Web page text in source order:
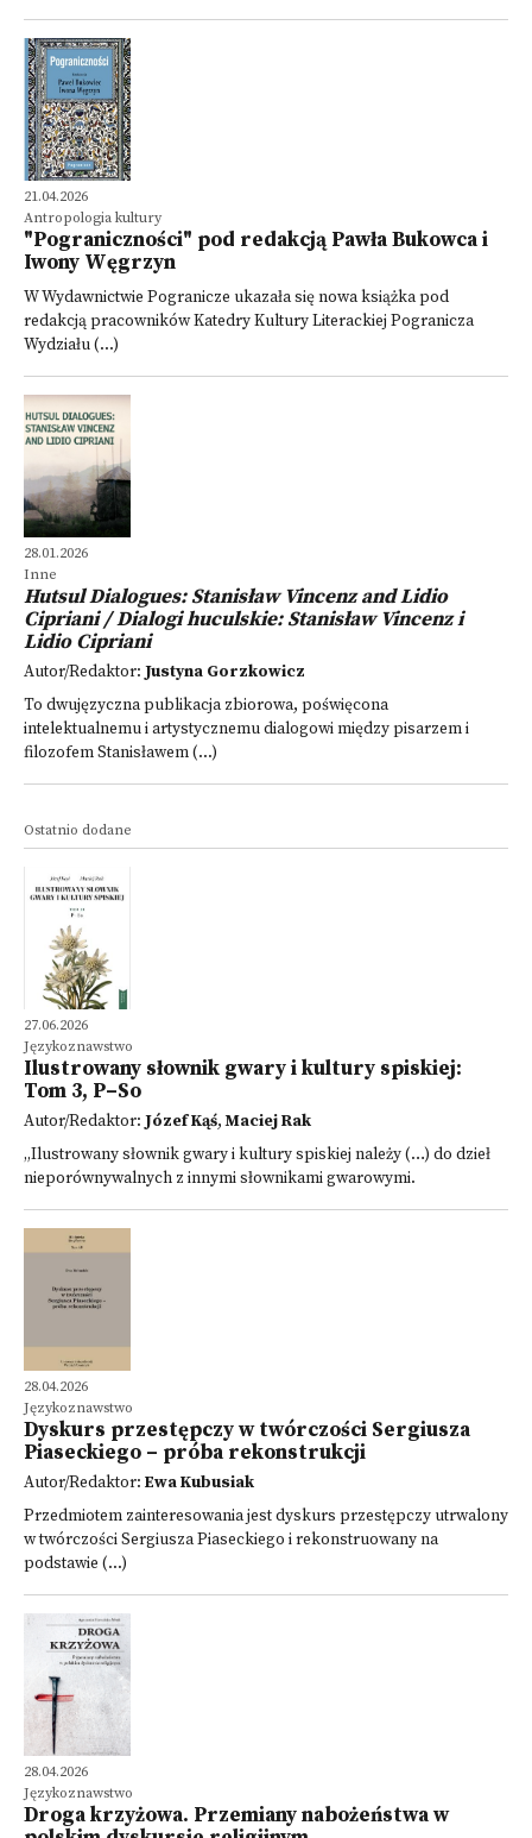
21.04.2026
Antropologia kultury
"Pograniczności" pod redakcją Pawła Bukowca i
Iwony Węgrzyn
W Wydawnictwie Pogranicze ukazała się nowa książka pod
redakcją pracowników Katedry Kultury Literackiej Pogranicza
Wydziału (...)
28.01.2026
Inne
Hutsul Dialogues: Stanisław Vincenz and Lidio
Cipriani / Dialogi huculskie: Stanisław Vincenz i
Lidio Cipriani
Autor/Redaktor: Justyna Gorzkowicz
To dwujęzyczna publikacja zbiorowa, poświęcona
intelektualnemu i artystycznemu dialogowi między pisarzem i
filozofem Stanisławem (...)
Ostatnio dodane
27.06.2026
Językoznawstwo
Ilustrowany słownik gwary i kultury spiskiej:
Tom 3, P–So
Autor/Redaktor: Józef Kąś,Maciej Rak
„Ilustrowany słownik gwary i kultury spiskiej należy (…) do dzieł
nieporównywalnych z innymi słownikami gwarowymi.
28.04.2026
Językoznawstwo
Dyskurs przestępczy w twórczości Sergiusza
Piaseckiego – próba rekonstrukcji
Autor/Redaktor: Ewa Kubusiak
Przedmiotem zainteresowania jest dyskurs przestępczy utrwalony
w twórczości Sergiusza Piaseckiego i rekonstruowany na
podstawie (...)
28.04.2026
Językoznawstwo
Droga krzyżowa. Przemiany nabożeństwa w